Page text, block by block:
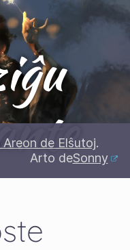
de Elŝutoj.
Arto deSonny